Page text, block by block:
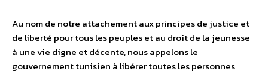
Au nom de notre attachement aux principes de justice et
de liberté pour tous les peuples et au droit de la jeunesse
à une vie digne et décente, nous appelons le
gouvernement tunisien à libérer toutes les personnes